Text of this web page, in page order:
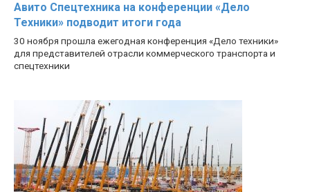
Авито Спецтехника на конференции «Дело
Техники» подводит итоги года
30 ноября прошла ежегодная конференция «Дело техники»
для представителей отрасли коммерческого транспорта и
спецтехники